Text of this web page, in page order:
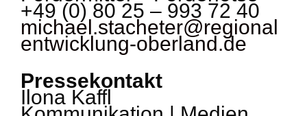
+49 (0) 80 25 – 993 72 40
michael.stacheter@regional
entwicklung-oberland.de
Pressekontakt
Ilona Kaffl